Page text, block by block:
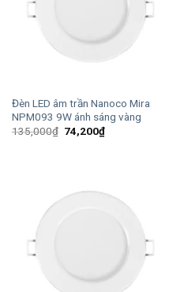
Đèn LED âm trần Nanoco Mira
NPM093 9W ánh sáng vàng
135,000₫ Giá
gốc
74,200₫Giá
hiện